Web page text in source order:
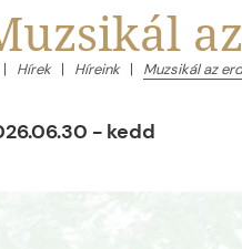
Hírek Híreink Muzsikál az
- kedd